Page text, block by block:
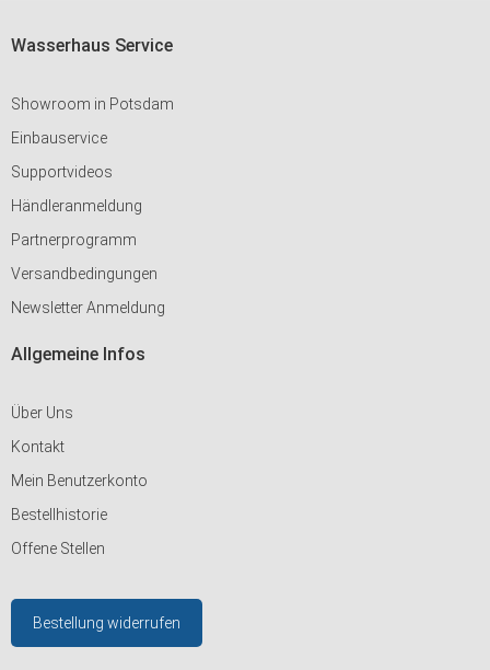
Wasserhaus Service
Showroom in Potsdam
Einbauservice
Supportvideos
Händleranmeldung
Partnerprogramm
Versandbedingungen
Newsletter Anmeldung
Allgemeine Infos
Über Uns
Kontakt
Mein Benutzerkonto
Bestellhistorie
Offene Stellen
Bestellung widerrufen